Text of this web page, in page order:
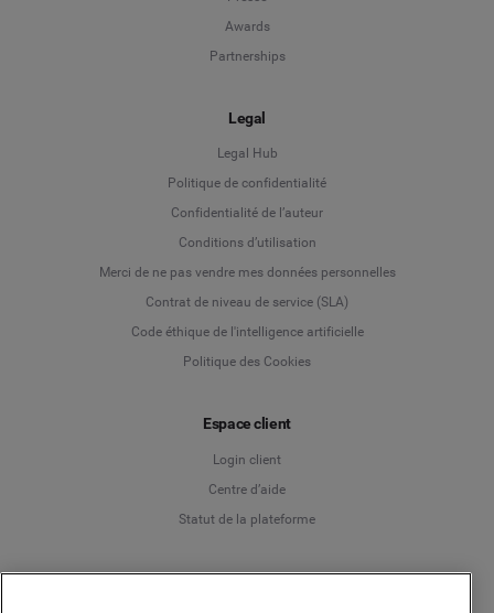
Awards
Partnerships
Legal
Legal Hub
Politique de confidentialité
Confidentialité de l’auteur
Conditions d’utilisation
Merci de ne pas vendre mes données personnelles
Contrat de niveau de service (SLA)
Code éthique de l'intelligence artificielle
Politique des Cookies
Espace client
Login client
Centre d’aide
Statut de la plateforme
Français
Language
Deutsch
English